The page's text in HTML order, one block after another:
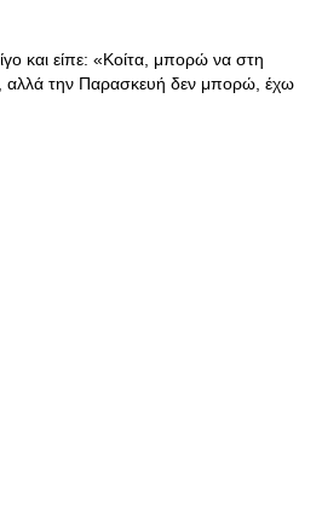
και είπε: «Κοίτα, μπορώ να στη
αλλά την Παρασκευή δεν μπορώ, έχω